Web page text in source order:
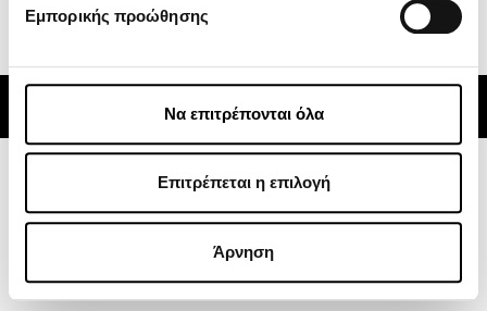
Εμπορικής προώθησης
Να επιτρέπονται όλα
Επιτρέπεται η επιλογή
Άρνηση
Alternative:
© 2024 CFMOTO | ATVs, Motorcycles, Side x Sides | Powered by